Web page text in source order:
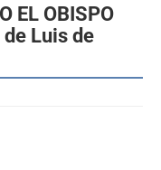
EL OBISPO
de Luis de